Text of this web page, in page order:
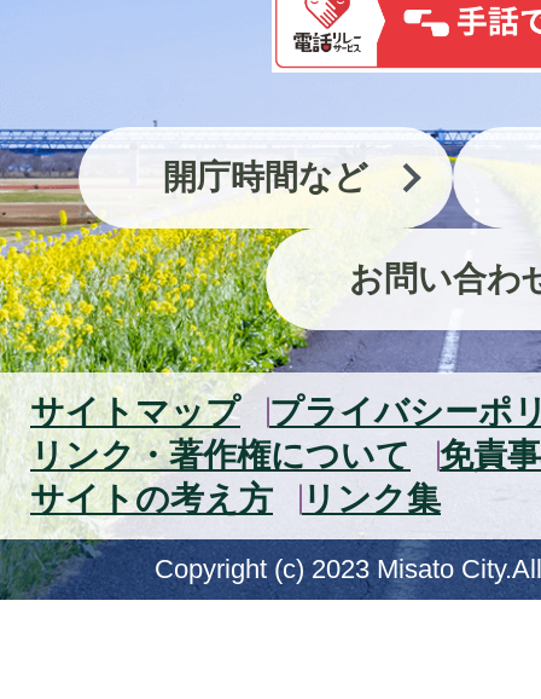
開庁時間など
お問い合わ
サイトマップ
プライバシーポ
リンク・著作権について
免責
サイトの考え方
リンク集
Copyright (c) 2023 Misato